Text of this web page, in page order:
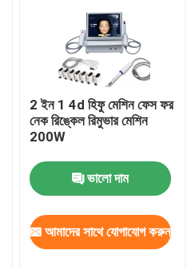
2 ইন 1 4d হিফু মেশিন ফেস ফর
নেক রিঙ্কেল রিমুভার মেশিন
200W
ভালো দাম
আমাদের সাথে যোগাযোগ করুন